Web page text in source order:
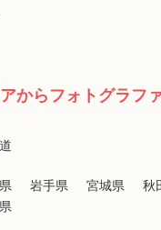
からフォトグラフ
岩手県 宮城県 秋